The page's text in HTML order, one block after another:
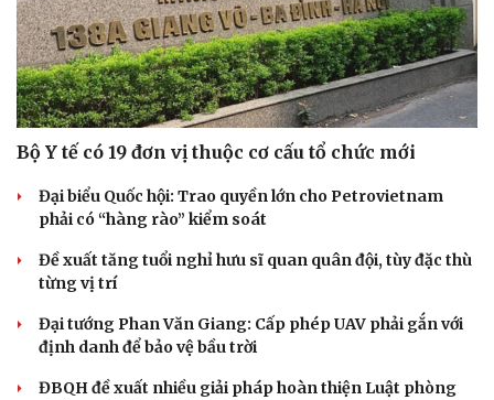
Bộ Y tế có 19 đơn vị thuộc cơ cấu tổ chức mới
Đại biểu Quốc hội: Trao quyền lớn cho Petrovietnam
phải có “hàng rào” kiểm soát
Đề xuất tăng tuổi nghỉ hưu sĩ quan quân đội, tùy đặc thù
từng vị trí
Đại tướng Phan Văn Giang: Cấp phép UAV phải gắn với
định danh để bảo vệ bầu trời
ĐBQH đề xuất nhiều giải pháp hoàn thiện Luật phòng